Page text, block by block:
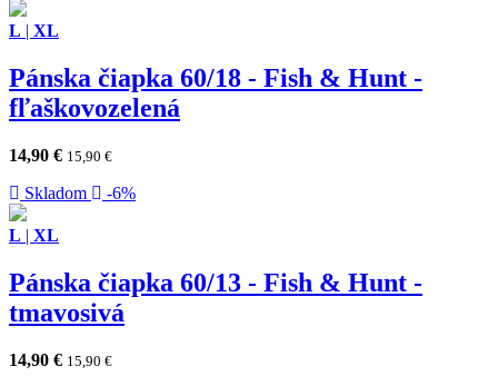
L | XL
Pánska čiapka 60/18 - Fish & Hunt -
fľaškovozelená
14,90 € 15,90 €
Skladom -6%
L | XL
Pánska čiapka 60/13 - Fish & Hunt -
tmavosivá
14,90 € 15,90 €